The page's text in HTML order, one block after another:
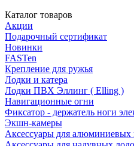
Каталог товаров
Акции
Подарочный сертификат
Новинки
FASTen
Крепление для ружья
Лодки и катера
Лодки ПВХ Эллинг ( Elling )
Навигационные огни
Фиксатор - держатель ноги
Экшн-камеры
Аксессуары для алюминиевых